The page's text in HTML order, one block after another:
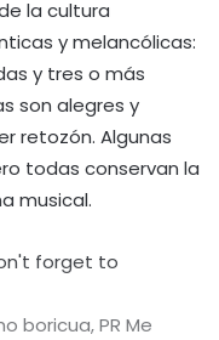
la cultura
y melancólicas:
y tres o más
son alegres y
retozón. Algunas
todas conservan la
musical.
forget to
boricua, PR Me